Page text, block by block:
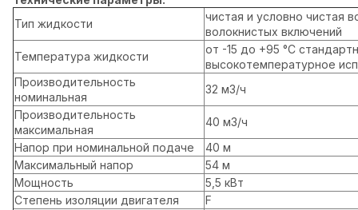
Тип жидкости
чистая и условно чистая
волокнистых включений
Температура жидкости
от -15 до +95 °C
высокотемпературное
Производительность
номинальная
32 м3/ч
Производительность
максимальная
40 м3/ч
Напор при номинальной подаче
40 м
Максимальный напор
54 м
Мощность
5,5 кВт
Степень изоляции двигателя
F